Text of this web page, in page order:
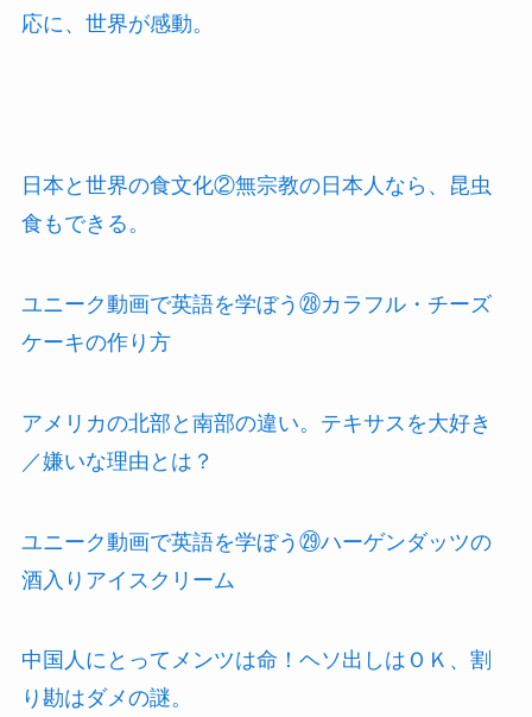
応に、世界が感動。
日本と世界の食文化②無宗教の日本人なら、昆虫
食もできる。
ユニーク動画で英語を学ぼう㉘カラフル・チーズ
ケーキの作り方
アメリカの北部と南部の違い。テキサスを大好き
／嫌いな理由とは？
ユニーク動画で英語を学ぼう㉙ハーゲンダッツの
酒入りアイスクリーム
中国人にとってメンツは命！ヘソ出しはＯＫ、割
り勘はダメの謎。